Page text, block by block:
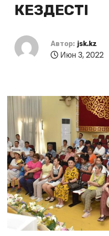
КЕЗДЕСТІ
Автор: jsk.kz
Июн 3, 2022